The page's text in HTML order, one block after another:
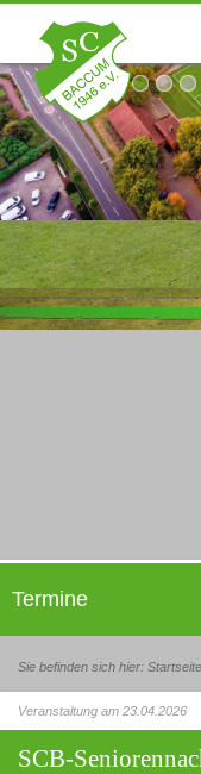
Termine
Sie befinden sich hier: Startseite
Veranstaltung am 23.04.2026
SCB-